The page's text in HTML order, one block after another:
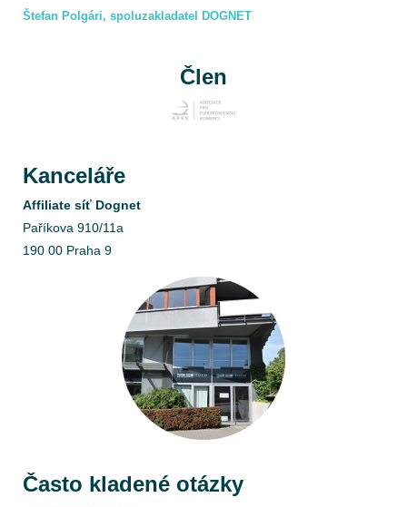
Štefan Polgári, spoluzakladatel DOGNET
Člen
Kanceláře
Affiliate síť Dognet
Paříkova 910/11a
190 00 Praha 9
Často kladené otázky